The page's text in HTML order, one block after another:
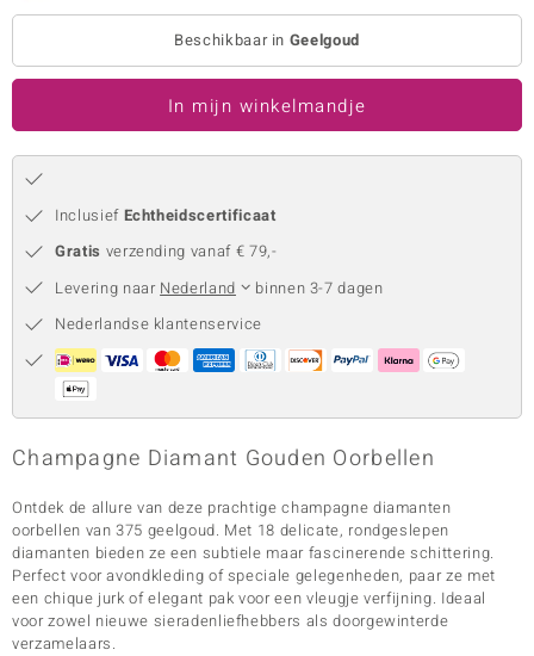
Collection
Beschikbaar in Geelgoud
In mijn winkelmandje
Inclusief Echtheidscertificaat
Gratis verzending vanaf € 79,-
Levering naar Nederland
binnen 3-7 dagen
Nederlandse klantenservice
Champagne Diamant Gouden Oorbellen
Ontdek de allure van deze prachtige champagne diamanten
oorbellen van 375 geelgoud. Met 18 delicate, rondgeslepen
diamanten bieden ze een subtiele maar fascinerende schittering.
Perfect voor avondkleding of speciale gelegenheden, paar ze met
een chique jurk of elegant pak voor een vleugje verfijning. Ideaal
voor zowel nieuwe sieradenliefhebbers als doorgewinterde
verzamelaars.